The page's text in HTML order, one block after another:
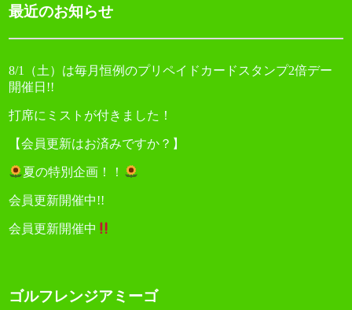
ン
最近のお知らせ
8/1（土）は毎月恒例のプリペイドカードスタンプ2倍デー
開催日!!
打席にミストが付きました！
【会員更新はお済みですか？】
夏の特別企画！！
会員更新開催中!!
会員更新開催中
ゴルフレンジアミーゴ